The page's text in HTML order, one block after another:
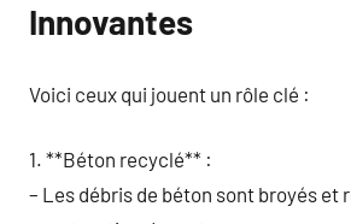
Innovantes
Voici ceux qui jouent un rôle clé :
1. **Béton recyclé** :
– Les débris de béton sont broyés et